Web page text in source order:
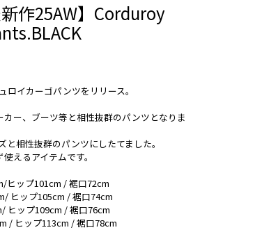
新作25AW】Corduroy
ロイカーゴパンツをリリース。
ー、ブーツ等と相性抜群のパンツとなりま
と相性抜群のパンツにしたてました。
えるアイテムです。
ヒップ101cm / 裾口72cm
ヒップ105cm / 裾口74cm
ヒップ109cm / 裾口76cm
/ ヒップ113cm / 裾口78cm